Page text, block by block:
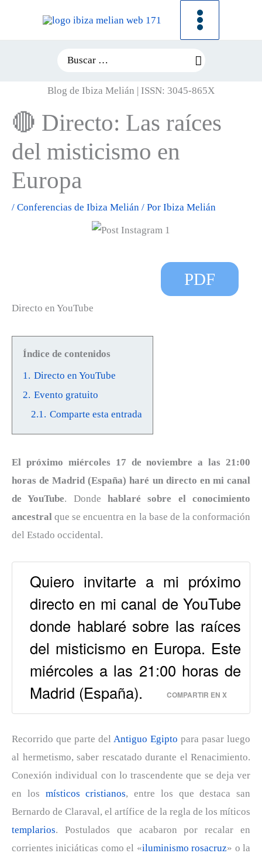
for:
Blog de Ibiza Melián | ISSN: 3045-865X
🔴 Directo: Las raíces
del misticismo en
Europa
/ Conferencias de Ibiza Melián / Por Ibiza Melián
PDF
Directo en YouTube
Índice de contenidos
1. Directo en YouTube
2. Evento gratuito
2.1. Comparte esta entrada
El próximo miércoles 17 de noviembre a las 21:00
horas de Madrid (España) haré un directo en mi canal
de YouTube. Dondehablaré sobre el conocimiento
ancestral que se encuentra en la base de la conformación
del Estado occidental.
Quiero invitarte a mi próximo
directo en mi canal de YouTube
donde hablaré sobre las raíces
del misticismo en Europa. Este
miércoles a las 21:00 horas de
Madrid (España).
COMPARTIR EN X
Recorrido que parte del Antiguo Egipto para pasar luego
al hermetismo, saber rescatado durante el Renacimiento.
Conexión individual con lo trascendente que se deja ver
en los místicos cristianos, entre los que destaca san
Bernardo de Claraval, el artífice de la regla de los míticos
templarios. Postulados que acabaron por recalar en
corrientes iniciáticas como el «iluminismo rosacruz» o la